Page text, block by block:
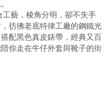
藝，棱角分明，卻不失手
彷彿老底特律工廠的鋼鐵光
搭配黑色真皮錶帶，經典又百
你走在牛仔外套與靴子的街